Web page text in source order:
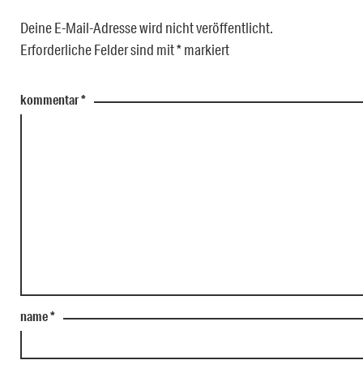
Deine E-Mail-Adresse wird nicht veröffentlicht.
Erforderliche Felder sind mit*markiert
kommentar*
name*